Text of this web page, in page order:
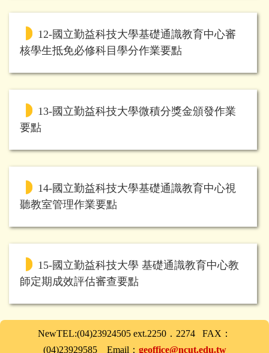
12-國立勤益科技大學基礎通識教育中心審
核學生抵免必修科目學分作業要點
13-國立勤益科技大學微積分獎金頒發作業
要點
14-國立勤益科技大學基礎通識教育中心視
聽教室管理作業要點
15-國立勤益科技大學 基礎通識教育中心教
師定期成效評估審查要點
NewTEL:(04)23924505 ext.2250．2274 FAX：
(04)23929585 Email： geoffice@ncut.edu.tw